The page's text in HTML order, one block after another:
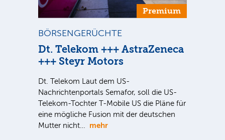
Premium
BÖRSENGERÜCHTE
Dt. Telekom +++ AstraZeneca
+++ Steyr Motors
Dt. Telekom Laut dem US-
Nachrichtenportals Semafor, soll die US-
Telekom-Tochter T-Mobile US die Pläne für
eine mögliche Fusion mit der deutschen
Mutter nicht… mehr